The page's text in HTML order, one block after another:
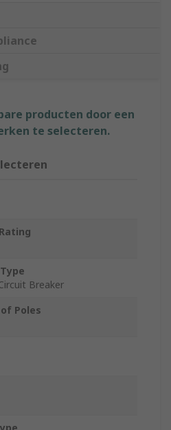
producten door een
te selecteren.
Breaker
Poles